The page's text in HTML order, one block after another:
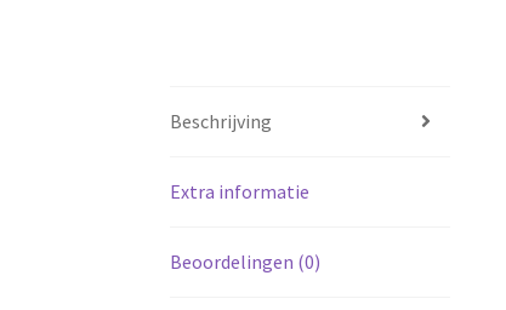
Beschrijving
Extra informatie
Beoordelingen (0)